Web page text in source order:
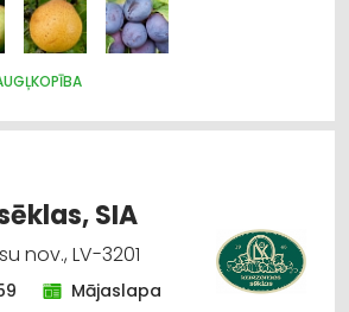
SIA
nov., LV-3201
Mājaslapa